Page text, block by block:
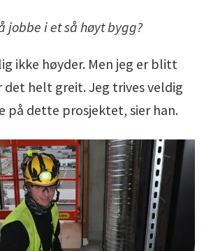
jobbe i et så høyt bygg?
ikke høyder. Men jeg er blitt
det helt greit. Jeg trives veldig
på dette prosjektet, sier han.